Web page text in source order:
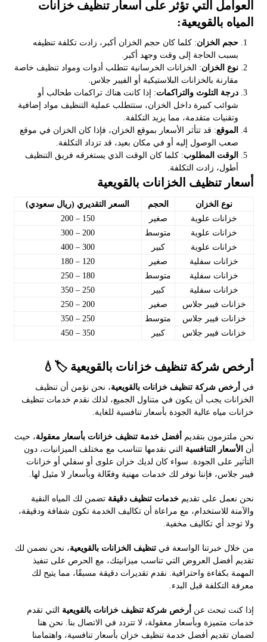
العوامل التي تؤثر على أسعار تنظيف خزانات
المياه بالقويعية:
حجم الخزان: كلما كان حجم الخزان أكبر، زادت تكلفة تنظيفه
بسبب الحاجة إلى وقت وجهد أكبر.
نوع الخزان: الخزانات الخرسانية تتطلب أدوات ومواد تنظيف خاصة
مقارنة بالخزانات البلاستيكية أو الفيبر جلاس.
درجة التلوث والتراكمات: إذا كانت هناك تراكمات طحالب أو
شوائب كبيرة داخل الخزان، ستتطلب عملية التنظيف مواد إضافية
وتقنيات متقدمة، مما يزيد التكلفة.
الموقع: قد تتأثر الأسعار بموقع الخزان، فإذا كان الخزان في موقع
صعب الوصول إليه أو في مكان بعيد، قد تزداد التكلفة.
الوقت المطلوب: كلما كان الوقت الذي يستغرقه فريق التنظيف
أطول، زادت التكلفة.
أسعار تنظيف الخزانات بالقويعية
نوع الخزان الحجم
السعر التقديري (ريال سعودي)
خزانات علوية
صغير
150 – 200
خزانات علوية
متوسط
200 – 300
خزانات علوية
كبير
300 – 400
خزانات سفلية
صغير
120 – 180
خزانات سفلية
متوسط
180 – 250
خزانات سفلية
كبير
250 – 350
خزانات فيبر جلاس
صغير
200 – 250
خزانات فيبر جلاس
متوسط
250 – 350
خزانات فيبر جلاس
كبير 350 – 450
أرخص شركة تنظيف خزانات بالقويعية 🏷️💧
في أرخص شركة تنظيف خزانات بالقويعية، نحن نؤمن أن تنظيف
الخزانات يجب أن يكون في متناول الجميع، لذلك نقدم خدمات تنظيف
خزانات مياه عالية الجودة بأسعار تنافسية للغاية.
نحن ملتزمون بتقديم أفضل خدمة تنظيف خزانات بأسعار معقولة، حيث
أن الأسعار التنافسية التي نقدمها تتناسب مع مختلف الميزانيات، دون
التأثير على الجودة. سواء كان لديك خزان علوى أو سفلي أو خزانات
فيبر جلاس، فإننا نوفر لك خدمات مهنية وفعّالة وبأسعار لا مثيل لها.
نحن نعمل على تقديمخدمات تنظيف دقيقة تضمن لك المياه النقية
والآمنة للاستخدام، مع مراعاة أن تكاليف الخدمة تكون شفافة ودقيقة،
ولا توجد أي تكاليف مخفية.
من خلال خبرتنا الواسعة فيتنظيف الخزانات بالقويعية، نحن نضمن لك
تقديم أفضل العروض التي تناسب ميزانيتك، مع الحرص على تنفيذ
المهمة بكفاءة واحترافية. نقدم تقديرات دقيقة مسبقًا، مما يتيح لك
معرفة التكلفة قبل البدء.
إذا كنت تبحث عن أرخص شركة تنظيف خزانات بالقويعية التي تقدم
خدمات متميزة وبأسعار معقولة، لا تتردد في الاتصال بنا. نحن هنا
لضمان تقديم أفضل خدمة تنظيف خزان بأسعار تنافسية، واهتمامنا